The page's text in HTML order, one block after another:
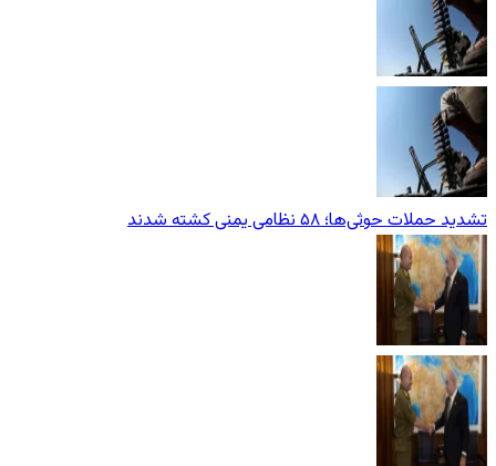
تشدید حملات حوثی‌ها؛ ۵۸ نظامی یمنی کشته شدند